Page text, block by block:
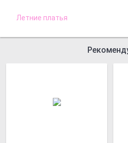
Летние платья